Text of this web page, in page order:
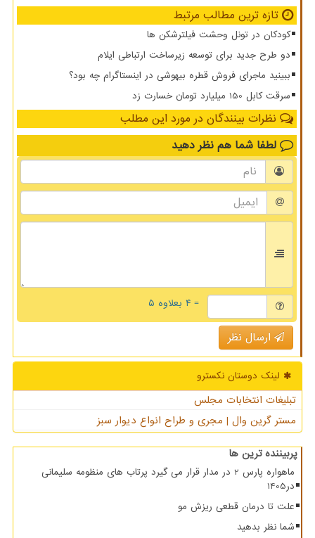
تازه ترین مطالب مرتبط
کودکان در تونل وحشت فیلترشکن ها
دو طرح جدید برای توسعه زیرساخت ارتباطی ایلام
ببینید ماجرای فروش قطره بیهوشی در اینستاگرام چه بود؟
سرقت کابل 150 میلیارد تومان خسارت زد
نظرات بینندگان در مورد این مطلب
لطفا شما هم نظر دهید
= ۴ بعلاوه ۵
ارسال نظر
لینک دوستان نكسترو
تبلیغات انتخابات مجلس
مستر گرین وال | مجری و طراح انواع دیوار سبز
پربیننده ترین ها
ماهواره پارس 2 در مدار قرار می گیرد پرتاب های منظومه سلیمانی
در1405
علت تا درمان قطعی ریزش مو
شما نظر بدهید